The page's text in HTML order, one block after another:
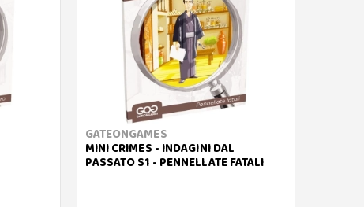
GATEONGAMES
MINI CRIMES - INDAGINI DAL
PASSATO S1 - PENNELLATE FATALI